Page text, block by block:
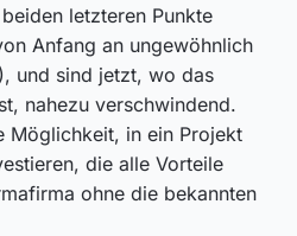
letzteren Punkte
Anfang an ungewöhnlich
und sind jetzt, wo das
nahezu verschwindend.
Möglichkeit, in ein Projekt
die alle Vorteile
ohne die bekannten